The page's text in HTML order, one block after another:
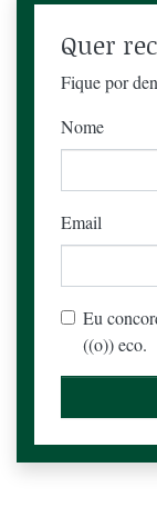
Quer
Fique por
Nome
Email
Eu
((o)) eco.